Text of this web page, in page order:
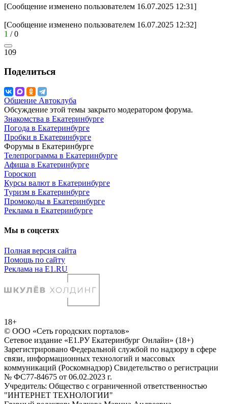
[Сообщение изменено пользователем 16.07.2025 12:31]
[Сообщение изменено пользователем 16.07.2025 12:32]
1 /0
109
Поделиться
Общение Автоклуба
Обсуждение этой темы закрыто модератором форума.
Знакомства в Екатеринбурге
Погода в Екатеринбурге
Пробки в Екатеринбурге
Форумы в Екатеринбурге
Телепрограмма в Екатеринбурге
Афиша в Екатеринбурге
Гороскоп
Курсы валют в Екатеринбурге
Туризм в Екатеринбурге
Промокоды в Екатеринбурге
Реклама в Екатеринбурге
Мы в соцсетях
Полная версия сайта
Помощь по сайту
Реклама на E1.RU
18+
© ООО «Сеть городских порталов»
Сетевое издание «Е1.РУ Екатеринбург Онлайн» (18+)
Зарегистрировано Федеральной службой по надзору в сфере
связи, информационных технологий и массовых
коммуникаций (Роскомнадзор) Свидетельство о регистрации
№ ФС77-84675 от 06.02.2023 г.
Учредитель: Общество с ограниченной ответственностью
"ИНТЕРНЕТ ТЕХНОЛОГИИ"